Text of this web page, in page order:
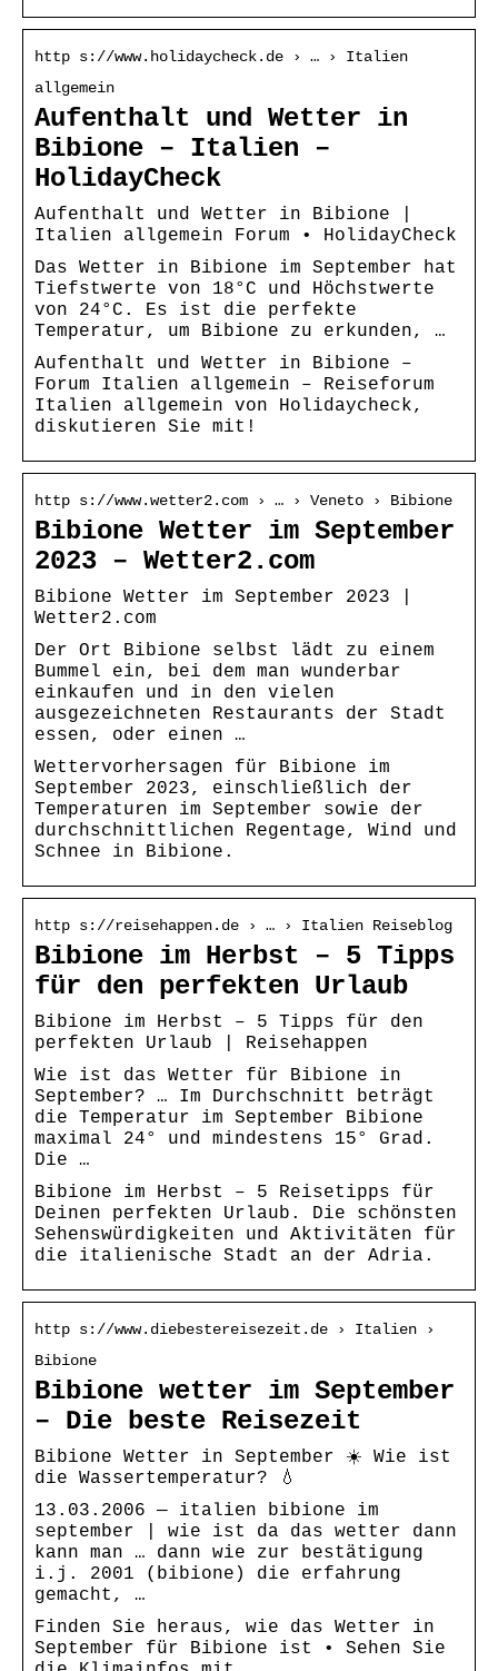
http s://www.holidaycheck.de › … › Italien
allgemein
Aufenthalt und Wetter in
Bibione – Italien –
HolidayCheck
Aufenthalt und Wetter in Bibione |
Italien allgemein Forum • HolidayCheck
Das Wetter in Bibione im September hat
Tiefstwerte von 18°C und Höchstwerte
von 24°C. Es ist die perfekte
Temperatur, um Bibione zu erkunden, …
Aufenthalt und Wetter in Bibione –
Forum Italien allgemein – Reiseforum
Italien allgemein von Holidaycheck,
diskutieren Sie mit!
http s://www.wetter2.com › … › Veneto › Bibione
Bibione Wetter im September
2023 – Wetter2.com
Bibione Wetter im September 2023 |
Wetter2.com
Der Ort Bibione selbst lädt zu einem
Bummel ein, bei dem man wunderbar
einkaufen und in den vielen
ausgezeichneten Restaurants der Stadt
essen, oder einen …
Wettervorhersagen für Bibione im
September 2023, einschließlich der
Temperaturen im September sowie der
durchschnittlichen Regentage, Wind und
Schnee in Bibione.
http s://reisehappen.de › … › Italien Reiseblog
Bibione im Herbst – 5 Tipps
für den perfekten Urlaub
Bibione im Herbst – 5 Tipps für den
perfekten Urlaub | Reisehappen
Wie ist das Wetter für Bibione in
September? … Im Durchschnitt beträgt
die Temperatur im September Bibione
maximal 24° und mindestens 15° Grad.
Die …
Bibione im Herbst – 5 Reisetipps für
Deinen perfekten Urlaub. Die schönsten
Sehenswürdigkeiten und Aktivitäten für
die italienische Stadt an der Adria.
http s://www.diebestereisezeit.de › Italien ›
Bibione
Bibione wetter im September
– Die beste Reisezeit
Bibione Wetter in September ☀️ Wie ist
die Wassertemperatur? 💧
13.03.2006 — italien bibione im
september | wie ist da das wetter dann
kann man … dann wie zur bestätigung
i.j. 2001 (bibione) die erfahrung
gemacht, …
Finden Sie heraus, wie das Wetter in
September für Bibione ist • Sehen Sie